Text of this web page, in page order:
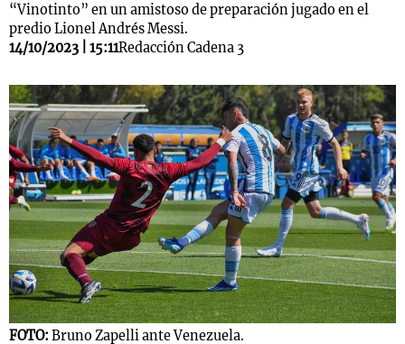
“Vinotinto” en un amistoso de preparación jugado en el
predio Lionel Andrés Messi.
14/10/2023 | 15:11Redacción Cadena 3
FOTO: Bruno Zapelli ante Venezuela.
Notas
Mundial 2026
Notas
La Sole en
Cadena 3